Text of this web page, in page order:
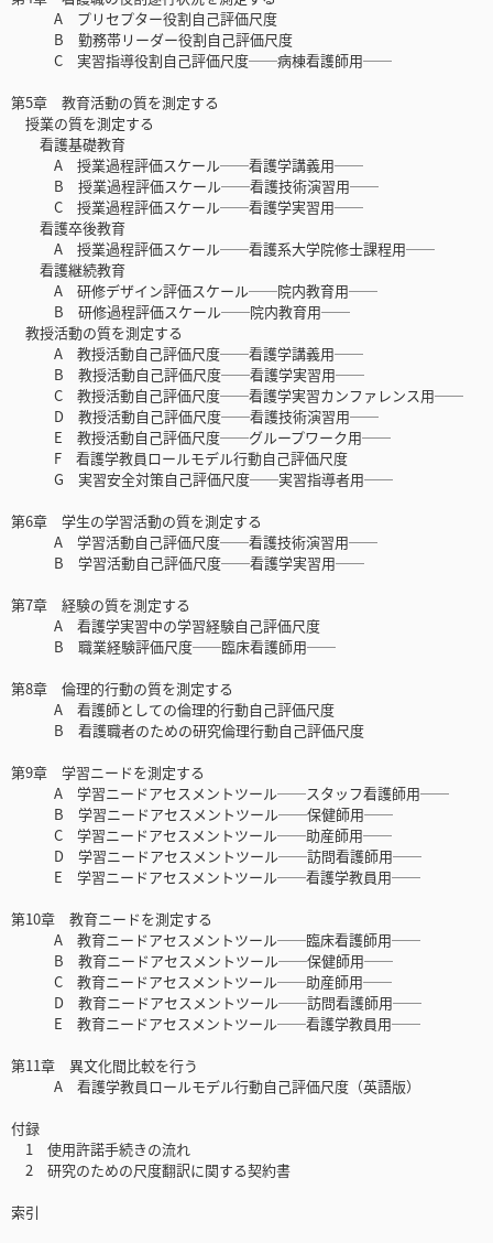
A プリセプター役割自己評価尺度
B 勤務帯リーダー役割自己評価尺度
C 実習指導役割自己評価尺度──病棟看護師用──
第5章 教育活動の質を測定する
授業の質を測定する
看護基礎教育
A 授業過程評価スケール──看護学講義用──
B 授業過程評価スケール──看護技術演習用──
C 授業過程評価スケール──看護学実習用──
看護卒後教育
A 授業過程評価スケール──看護系大学院修士課程用──
看護継続教育
A 研修デザイン評価スケール──院内教育用──
B 研修過程評価スケール──院内教育用──
教授活動の質を測定する
A 教授活動自己評価尺度──看護学講義用──
B 教授活動自己評価尺度──看護学実習用──
C 教授活動自己評価尺度──看護学実習カンファレンス用──
D 教授活動自己評価尺度──看護技術演習用──
E 教授活動自己評価尺度──グループワーク用──
F 看護学教員ロールモデル行動自己評価尺度
G 実習安全対策自己評価尺度──実習指導者用──
第6章 学生の学習活動の質を測定する
A 学習活動自己評価尺度──看護技術演習用──
B 学習活動自己評価尺度──看護学実習用──
第7章 経験の質を測定する
A 看護学実習中の学習経験自己評価尺度
B 職業経験評価尺度──臨床看護師用──
第8章 倫理的行動の質を測定する
A 看護師としての倫理的行動自己評価尺度
B 看護職者のための研究倫理行動自己評価尺度
第9章 学習ニードを測定する
A 学習ニードアセスメントツール──スタッフ看護師用──
B 学習ニードアセスメントツール──保健師用──
C 学習ニードアセスメントツール──助産師用──
D 学習ニードアセスメントツール──訪問看護師用──
E 学習ニードアセスメントツール──看護学教員用──
第10章 教育ニードを測定する
A 教育ニードアセスメントツール──臨床看護師用──
B 教育ニードアセスメントツール──保健師用──
C 教育ニードアセスメントツール──助産師用──
D 教育ニードアセスメントツール──訪問看護師用──
E 教育ニードアセスメントツール──看護学教員用──
第11章 異文化間比較を行う
A 看護学教員ロールモデル行動自己評価尺度（英語版）
付録
1 使用許諾手続きの流れ
2 研究のための尺度翻訳に関する契約書
索引